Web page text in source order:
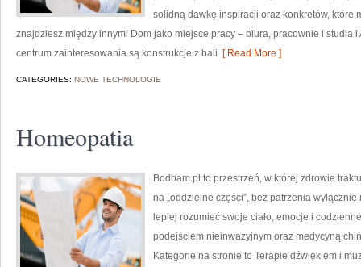
solidną dawkę inspiracji oraz konkretów, które
znajdziesz między innymi Dom jako miejsce pracy – biura, pracownie i studia
centrum zainteresowania są konstrukcje z bali [ Read More ]
CATEGORIES: NOWE TECHNOLOGIE
Homeopatia
Bodbam.pl to przestrzeń, w której zdrowie
na „oddzielne części”, bez patrzenia
lepiej rozumieć swoje ciało, emocje i
podejściem nieinwazyjnym oraz medycyną
Kategorie na stronie to Terapie dźwiękiem i